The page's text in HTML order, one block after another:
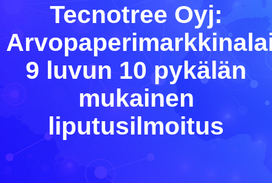
Tecnotree Oyj:
9 luvun 10 pykälän
mukainen
liputusilmoitus